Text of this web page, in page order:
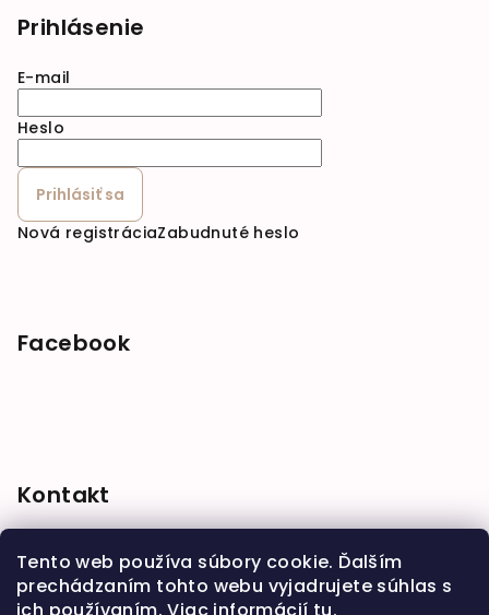
Tento web používa súbory cookie. Ďalším
prechádzaním tohto webu vyjadrujete súhlas s
Prihlásenie
E-mail
Heslo
Prihlásiť sa
Nová registráciaZabudnuté heslo
Facebook
Kontakt
shop @babymarket.sk
+421 914 334 455